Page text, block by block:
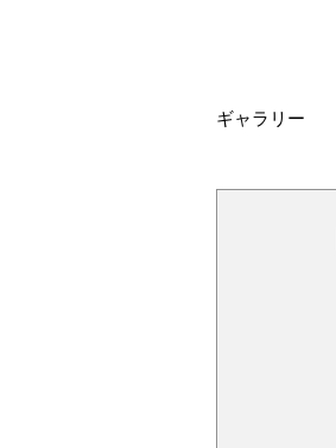
ギャラリー